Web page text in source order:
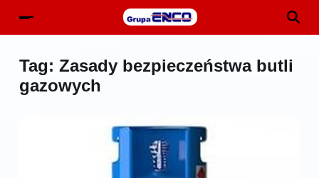
Tag: Zasady bezpieczeństwa butli
gazowych